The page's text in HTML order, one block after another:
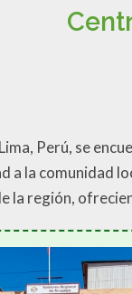
Perú, se
a la comunidad
la región,